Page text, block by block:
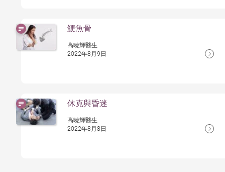
鯁魚骨
高曉輝醫生
2022年8月9日
休克與昏迷
高曉輝醫生
2022年8月8日